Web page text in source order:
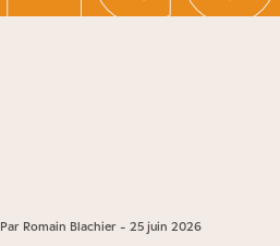
Par Romain Blachier - 25 juin 2026